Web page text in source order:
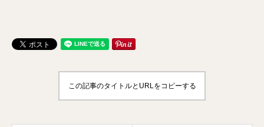
この記事のタイトルとURLをコピーする